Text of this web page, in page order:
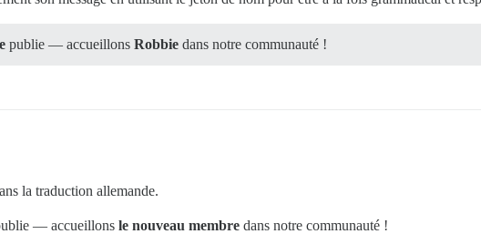
publie — accueillons Robbie dans notre communauté !
la traduction allemande.
— accueillons le nouveau membre dans notre communauté !